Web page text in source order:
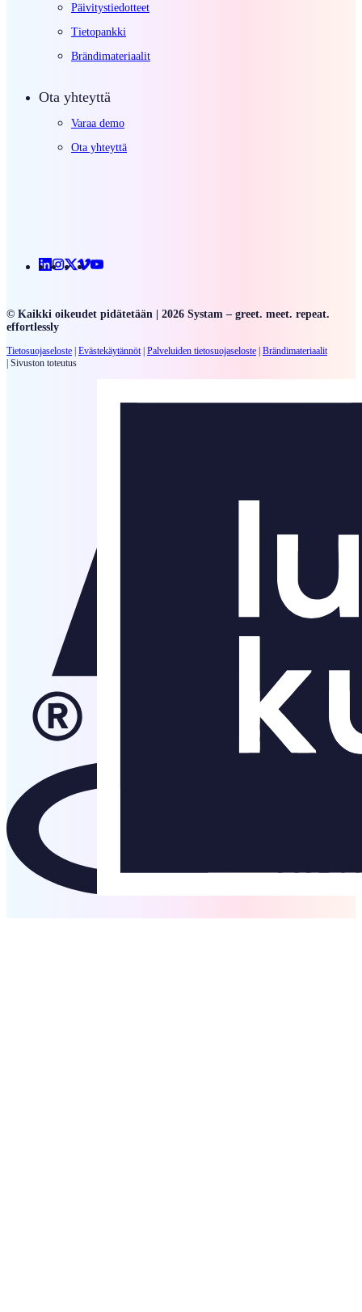
Päivitystiedotteet
Tietopankki
Brändimateriaalit
Ota yhteyttä
Varaa demo
Ota yhteyttä
Linkedin
Instagram
X VimeoYoutube
© Kaikki oikeudet pidätetään | 2026 Systam – greet. meet. repeat.
effortlessly
Tietosuojaseloste | Evästekäytännöt | Palveluiden tietosuojaseloste | Brändimateriaalit
| Sivuston toteutus